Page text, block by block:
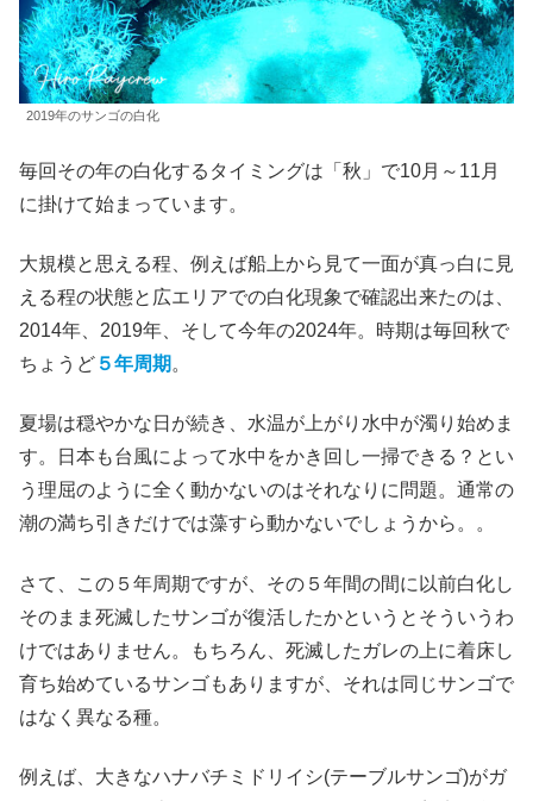
2019年のサンゴの白化
毎回その年の白化するタイミングは「秋」で10月～11月
に掛けて始まっています。
大規模と思える程、例えば船上から見て一面が真っ白に見
える程の状態と広エリアでの白化現象で確認出来たのは、
2014年、2019年、そして今年の2024年。時期は毎回秋で
ちょうど ５年周期 。
夏場は穏やかな日が続き、水温が上がり水中が濁り始めま
す。日本も台風によって水中をかき回し一掃できる？とい
う理屈のように全く動かないのはそれなりに問題。通常の
潮の満ち引きだけでは藻すら動かないでしょうから。。
さて、この５年周期ですが、その５年間の間に以前白化し
そのまま死滅したサンゴが復活したかというとそういうわ
けではありません。もちろん、死滅したガレの上に着床し
育ち始めているサンゴもありますが、それは同じサンゴで
はなく異なる種。
例えば、大きなハナバチミドリイシ(テーブルサンゴ)がガ